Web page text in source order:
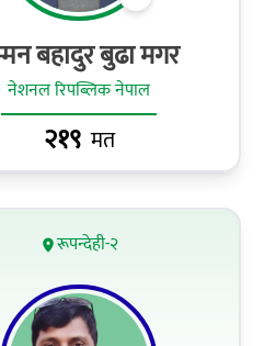
बहादुर बुढा मगर
नेशनल रिपब्लिक नेपाल
२१९ मत
रूपन्देही-२